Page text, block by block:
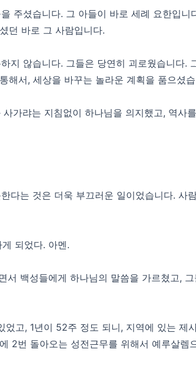
주셨습니다. 그 아들이 바로 세례 요한입니
던 바로 그 사람입니다.
지 않습니다. 그들은 당연히 괴로웠습니다.
해서, 세상을 바꾸는 놀라운 계획을 품으셨
가랴는 지침없이 하나님을 의지했고, 역사
다는 것은 더욱 부끄러운 일이었습니다. 사
되었다. 아멘.
백성들에게 하나님의 말씀을 가르쳤고,
고, 1년이 52주 정도 되니, 지역에 있는 제
2번 돌아오는 성전근무를 위해서 예루살렘